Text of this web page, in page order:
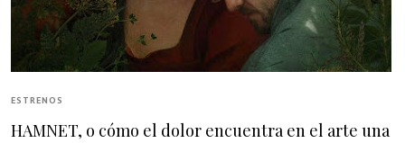
ESTRENOS
HAMNET, o cómo el dolor encuentra en el arte una